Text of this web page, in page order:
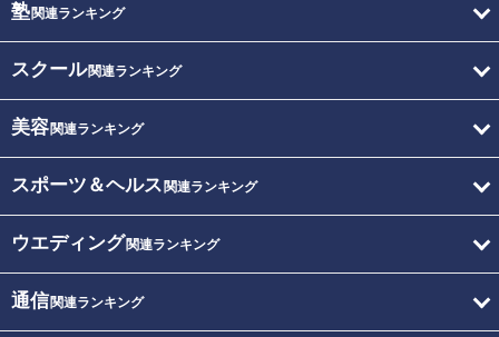
塾関連ランキング
スクール関連ランキング
美容関連ランキング
スポーツ＆ヘルス 関連ランキング
ウエディング関連ランキング
通信関連ランキング